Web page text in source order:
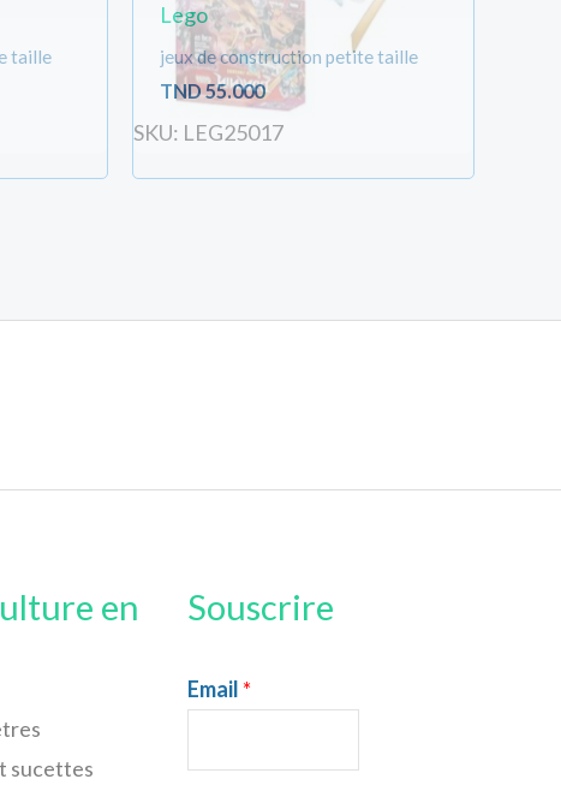
taille
Lego
jeux de construction petite taille
TND55.000
SKU: LEG25017
en
sucettes
Souscrire
Email *